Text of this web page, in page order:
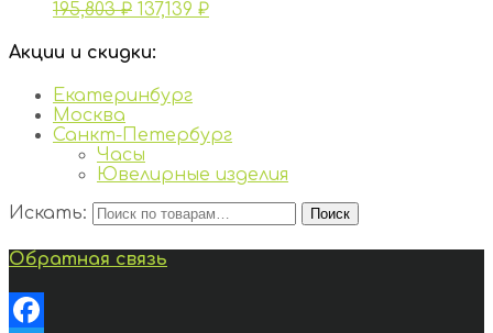
195,803₽ 137,139 ₽
Акции и скидки:
Екатеринбург
Москва
Санкт-Петербург
Часы
Ювелирные изделия
Искать:
Поиск
Обратная связь